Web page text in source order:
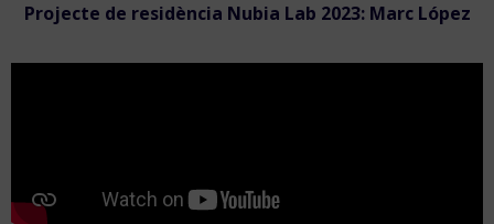
Projecte de residència Nubia Lab 2023: Marc López